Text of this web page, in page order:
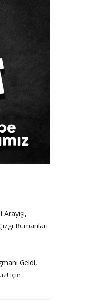
Romanları
Geldi,
için